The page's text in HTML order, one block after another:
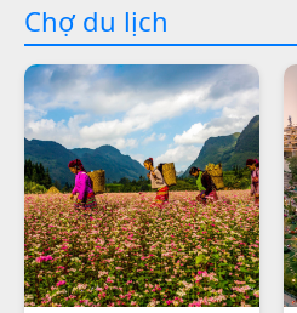
Chợ du lịch